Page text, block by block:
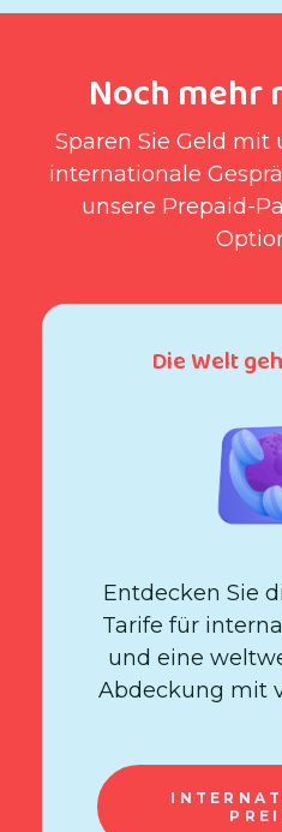
Noch mehr
Sparen Sie Geld mit
internationale
unsere Prepaid-
Die Welt
Entdecken Sie
Tarife für
und eine
Abdeckung mit